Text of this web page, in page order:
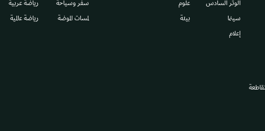
الوتر السادس​
سينما
إعلام
علوم
بيئة
سفر وسياحة
لمسات الموضة
رياضة عربية
رياضة عالمية